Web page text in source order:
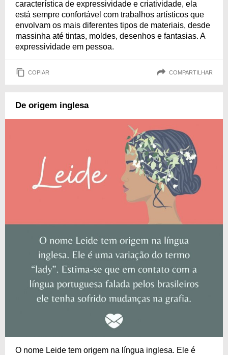
característica de expressividade e criatividade, ela
está sempre confortável com trabalhos artísticos que
envolvam os mais diferentes tipos de materiais, desde
massinha até tintas, moldes, desenhos e fantasias. A
expressividade em pessoa.
COPIAR COMPARTILHAR
De origem inglesa
O nome Leide tem origem na língua inglesa. Ele é